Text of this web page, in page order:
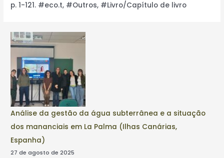
p. 1-121. #eco.t, #Outros, #Livro/Capítulo de livro
Análise da gestão da água subterrânea e a situação
dos mananciais em La Palma (Ilhas Canárias,
Espanha)
27 de agosto de 2025